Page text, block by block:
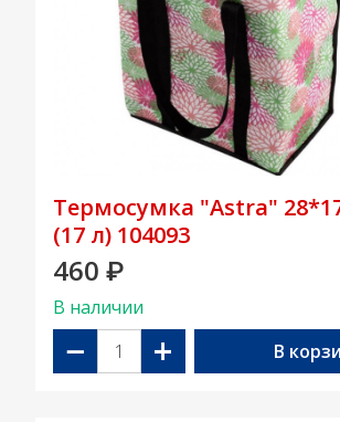
Термосумка "Astra"
(17 л) 104093
460 ₽
В наличии
− + В